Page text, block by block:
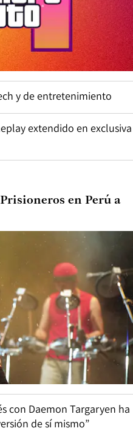
y de entretenimiento
extendido en exclusiva
en Perú a
con Daemon Targaryen ha
de sí mismo”